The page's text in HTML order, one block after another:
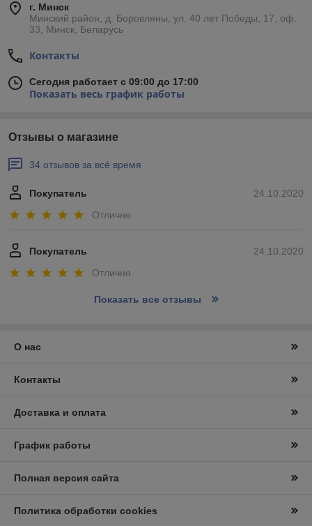
г. Минск
Минский район, д. Боровляны, ул. 40 лет Победы, 17, оф.
33, Минск, Беларусь
Контакты
Сегодня работает с 09:00 до 17:00
Показать весь график работы
Отзывы о магазине
34 отзывов за всё время
24.10.2020
Покупатель
Отлично
24.10.2020
Покупатель
Отлично
Показать все отзывы
О нас
Контакты
Доставка и оплата
График работы
Полная версия сайта
Политика обработки cookies